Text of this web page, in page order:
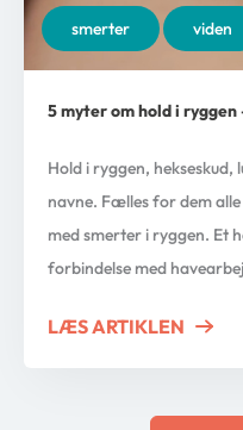
5 myter om hold i
Hold i ryggen,
navne. Fælles for dem
med smerter i ryggen. Et
forbindelse med
[…]
LÆS ARTIKLEN
smerter viden